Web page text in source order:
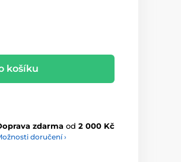
košíku
zdarma od 2 000 Kč
doručení ›